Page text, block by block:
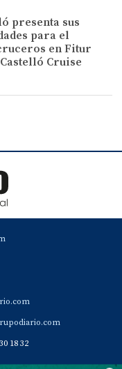
presenta sus
para el
en Fitur
Cruise
18 32